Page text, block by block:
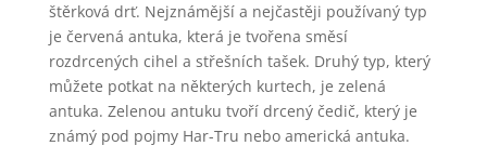
štěrková drť. Nejznámější a nejčastěji používaný typ
je červená antuka, která je tvořena směsí
rozdrcených cihel a střešních tašek. Druhý typ, který
můžete potkat na některých kurtech, je zelená
antuka. Zelenou antuku tvoří drcený čedič, který je
známý pod pojmy Har-Tru nebo americká antuka.